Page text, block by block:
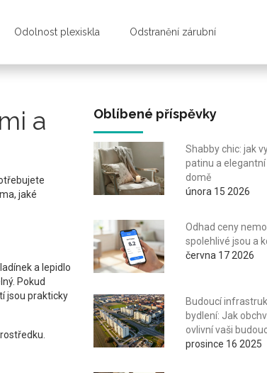
Odolnost plexiskla Odstranění zárubní
a
jaké
a lepidlo
Pokud
jsou prakticky
Oblíbené příspěvky
Shabby chic: jak
patinu a
domě
února 15 2026
Odhad ceny
spolehlivé jsou a
června 17 2026
Budoucí
bydlení: Jak
ovlivní vaši
prosince 16 2025